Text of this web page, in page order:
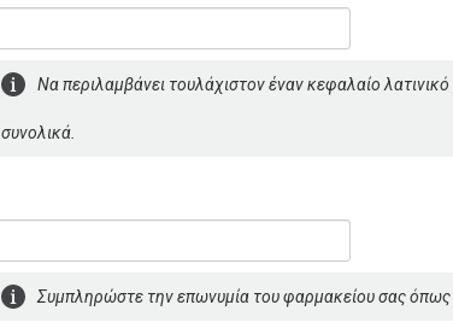
Να περιλαμβάνει τουλάχιστον έναν κεφαλαίο
συνολικά.
Συμπληρώστε την επωνυμία του φαρμακείου σας όπως